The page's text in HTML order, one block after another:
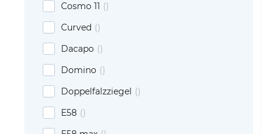
Cosmo 11
Curved
Dacapo
Domino
Doppelfalzziegel
E58